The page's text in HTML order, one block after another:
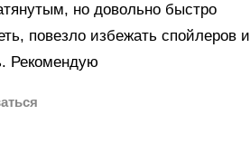
но довольно быстро
повезло избежать спойлеров и
Рекомендую